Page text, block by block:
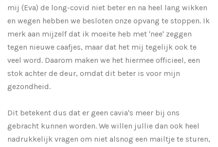
mij (Eva) de long-covid niet beter en na heel lang wikken
en wegen hebben we besloten onze opvang te stoppen. Ik
merk aan mijzelf dat ik moeite heb met 'nee' zeggen
tegen nieuwe caafjes, maar dat het mij tegelijk ook te
veel word. Daarom maken we het hiermee officieel, een
stok achter de deur, omdat dit beter is voor mijn
gezondheid.
Dit betekent dus dat er geen cavia's meer bij ons
gebracht kunnen worden. We willen jullie dan ook heel
nadrukkelijk vragen om niet alsnog een mailtje te sturen,